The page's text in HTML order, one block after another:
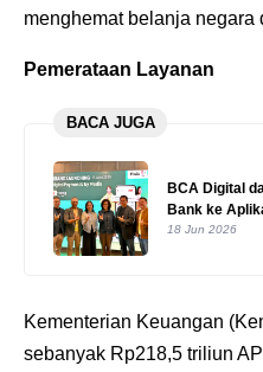
menghemat belanja negara
Pemerataan Layanan
BACA JUGA
BCA Digital
Bank ke
18 Jun 2026
Kementerian Keuangan
sebanyak Rp218,5 triliun